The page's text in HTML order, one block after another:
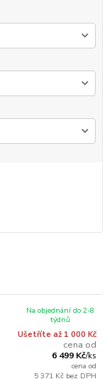
Ušetříte až 1 000 Kč
cena od
6 499 Kč/ks
cena od
5 371 Kč bez DPH
Na objednání do 2-8
týdnů